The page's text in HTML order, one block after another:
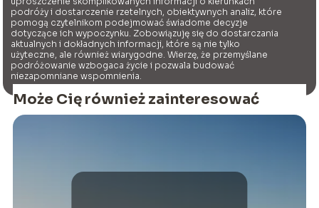
podróży i dostarczenie rzetelnych, obiektywnych analiz, które
pomogą czytelnikom podejmować świadome decyzje
dotyczące ich wypoczynku. Zobowiązuję się do dostarczania
aktualnych i dokładnych informacji, które są nie tylko
użyteczne, ale również wiarygodne. Wierzę, że przemyślane
podróżowanie wzbogaca życie i pozwala budować
niezapomniane wspomnienia.
Może Cię również zainteresować